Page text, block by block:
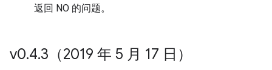
返回 NO 的问题。
v0.4.3（2019 年 5 月 17 日）